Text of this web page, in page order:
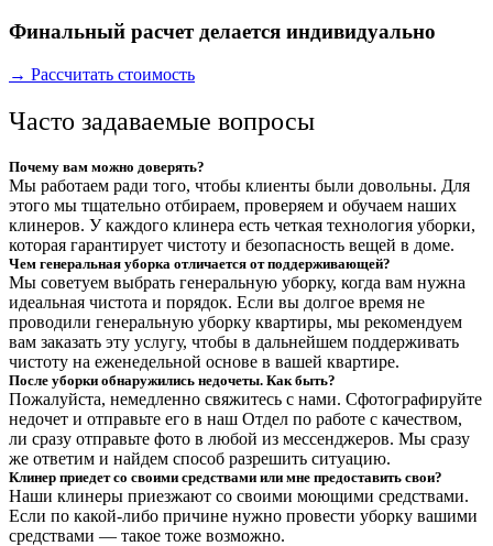
Финальный расчет делается индивидуально
→ Рассчитать стоимость
Часто задаваемые вопросы
Почему вам можно доверять?
Мы работаем ради того, чтобы клиенты были довольны. Для
этого мы тщательно отбираем, проверяем и обучаем наших
клинеров. У каждого клинера есть четкая технология уборки,
которая гарантирует чистоту и безопасность вещей в доме.
Чем генеральная уборка отличается от поддерживающей?
Мы советуем выбрать генеральную уборку, когда вам нужна
идеальная чистота и порядок. Если вы долгое время не
проводили генеральную уборку квартиры, мы рекомендуем
вам заказать эту услугу, чтобы в дальнейшем поддерживать
чистоту на еженедельной основе в вашей квартире.
После уборки обнаружились недочеты. Как быть?
Пожалуйста, немедленно свяжитесь с нами. Сфотографируйте
недочет и отправьте его в наш Отдел по работе с качеством,
ли сразу отправьте фото в любой из мессенджеров. Мы сразу
же ответим и найдем способ разрешить ситуацию.
Клинер приедет со своими средствами или мне предоставить свои?
Наши клинеры приезжают со своими моющими средствами.
Если по какой-либо причине нужно провести уборку вашими
средствами — такое тоже возможно.